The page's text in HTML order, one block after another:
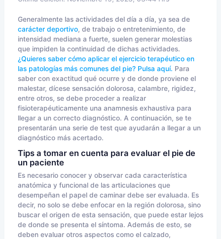
Generalmente las actividades del día a día, ya sea de
carácter deportivo, de trabajo o entretenimiento, de
intensidad mediana a fuerte, suelen generar molestias
que impiden la continuidad de dichas actividades.
¿Quieres saber cómo aplicar el ejercicio terapéutico en
las patologías más comunes del pie? Pulsa aquí. Para
saber con exactitud qué ocurre y de donde proviene el
malestar, dícese sensación dolorosa, calambre, rigidez,
entre otros, se debe proceder a realizar
fisioterapéuticamente una anamnesis exhaustiva para
llegar a un correcto diagnóstico. A continuación, se te
presentarán una serie de test que ayudarán a llegar a un
diagnóstico más acertado.
Tips a tomar en cuenta para evaluar el pie de
un paciente
Es necesario conocer y observar cada característica
anatómica y funcional de las articulaciones que
desempeñan el papel de caminar debe ser evaluada. Es
decir, no solo se debe enfocar en la región dolorosa, sino
buscar el origen de esta sensación, que puede estar lejos
de donde se presenta el síntoma. Además de esto, se
deben evaluar otros aspectos como el calzado,